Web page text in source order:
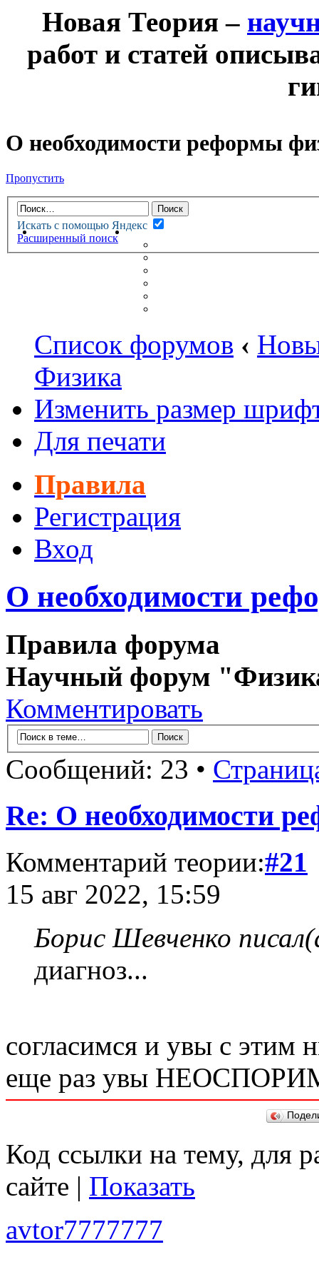
Новая Теория –
работ и статей
О необходимости реформы
Пропустить
Искать с помощью Яндекс
Расширенный поиск
НОВАЯ ТЕОРИЯФОРУМ
НЕПРОЧИТАННЫЕ
Список форумов ‹
Физика
Изменить размер
Для печати
Правила
Регистрация
Вход
О необходимости
Правила форума
Научный форум
Комментировать
Сообщений: 23 •
Re: О необходимости
Комментарий теории:#21
15 авг 2022, 15:59
Борис Шевченко
диагноз...
согласимся и увы с этим
еще раз увы
Код ссылки на тему, для
сайте | Показать
avtor7777777